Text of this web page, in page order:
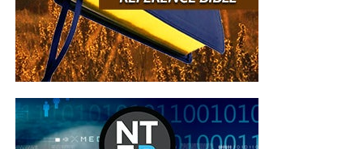
Aliquam sodales nibh quam, auctor euismod lacus
volutpat vel. Morbi metus sapien, ultrices id justo id,
efficitur hendrerit tortor. Integer mollis nisl vitae enim
ullamcorper, nec accumsan augue condimentum. Nunc sit
amet euismod nibh. Aliquam imperdiet a nunc quis
pulvinar. Maecenas consectetur id lacus a venenatis.
Phasellus tempus sapien vitae aliquet porttitor.